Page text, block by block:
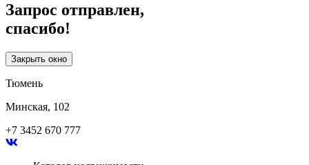
Запрос отправлен,
спасибо!
Закрыть окно
Тюмень
Минская, 102
+7 3452 670 777